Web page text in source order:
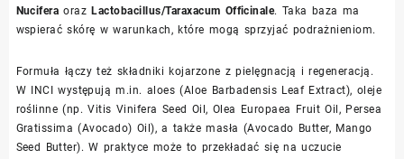
Nucifera oraz Lactobacillus/Taraxacum Officinale. Taka baza ma
wspierać skórę w warunkach, które mogą sprzyjać podrażnieniom.
Formuła łączy też składniki kojarzone z pielęgnacją i regeneracją.
W INCI występują m.in. aloes (Aloe Barbadensis Leaf Extract), oleje
roślinne (np. Vitis Vinifera Seed Oil, Olea Europaea Fruit Oil, Persea
Gratissima (Avocado) Oil), a także masła (Avocado Butter, Mango
Seed Butter). W praktyce może to przekładać się na uczucie